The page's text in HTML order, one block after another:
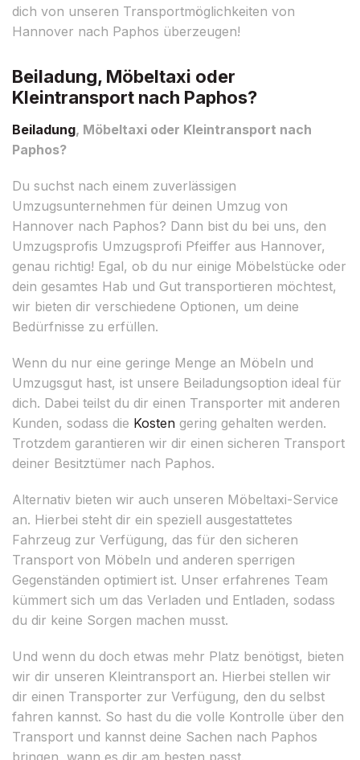
dich von unseren Transportmöglichkeiten von
Hannover nach Paphos überzeugen!
Beiladung, Möbeltaxi oder
Kleintransport nach Paphos?
Beiladung, Möbeltaxi oder Kleintransport nach
Paphos?
Du suchst nach einem zuverlässigen
Umzugsunternehmen für deinen Umzug von
Hannover nach Paphos? Dann bist du bei uns, den
Umzugsprofis Umzugsprofi Pfeiffer aus Hannover,
genau richtig! Egal, ob du nur einige Möbelstücke oder
dein gesamtes Hab und Gut transportieren möchtest,
wir bieten dir verschiedene Optionen, um deine
Bedürfnisse zu erfüllen.
Wenn du nur eine geringe Menge an Möbeln und
Umzugsgut hast, ist unsere Beiladungsoption ideal für
dich. Dabei teilst du dir einen Transporter mit anderen
Kunden, sodass die Kosten gering gehalten werden.
Trotzdem garantieren wir dir einen sicheren Transport
deiner Besitztümer nach Paphos.
Alternativ bieten wir auch unseren Möbeltaxi-Service
an. Hierbei steht dir ein speziell ausgestattetes
Fahrzeug zur Verfügung, das für den sicheren
Transport von Möbeln und anderen sperrigen
Gegenständen optimiert ist. Unser erfahrenes Team
kümmert sich um das Verladen und Entladen, sodass
du dir keine Sorgen machen musst.
Und wenn du doch etwas mehr Platz benötigst, bieten
wir dir unseren Kleintransport an. Hierbei stellen wir
dir einen Transporter zur Verfügung, den du selbst
fahren kannst. So hast du die volle Kontrolle über den
Transport und kannst deine Sachen nach Paphos
bringen, wann es dir am besten passt.